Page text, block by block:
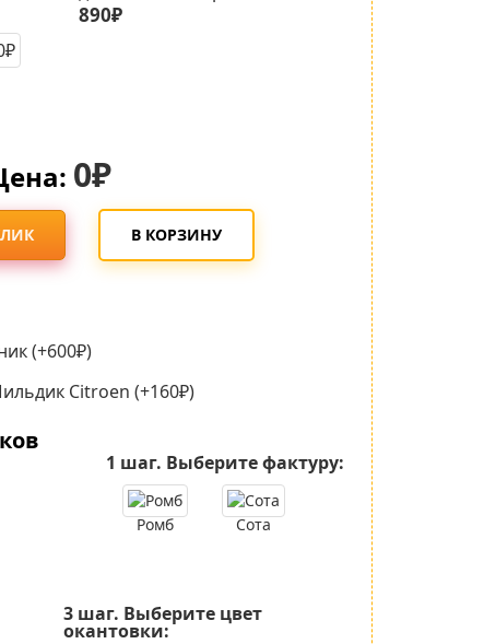
890₽
0₽
В КОРЗИНУ
(+600₽)
Citroen (+160₽)
1 шаг. Выберите фактуру:
Ромб Сота
3 шаг. Выберите цвет
окантовки: